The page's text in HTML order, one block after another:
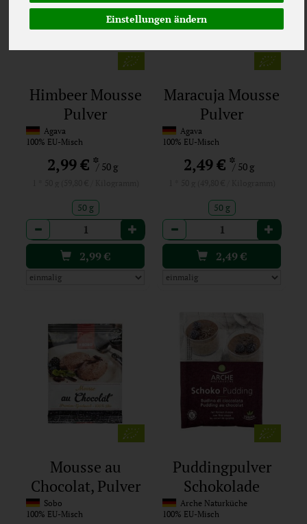
Einstellungen ändern
Himbeer Mousse
Pulver
Agava
100% EU-Misch
2,99 € */ 50 g
50 g
Anzahl
2,99€
Maracuja Mousse
Pulver
Agava
100% EU-Misch
2,49 € */ 50 g
50 g
Anzahl
2,49€
Mousse au
Chocolat, Pulver
Sobo
100% EU-Misch
Puddingpulver
Schokolade
Arche Naturküche
100% EU-Misch